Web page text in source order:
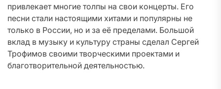
привлекает многие толпы на свои концерты. Его
песни стали настоящими хитами и популярны не
только в России, но и за её пределами. Большой
вклад в музыку и культуру страны сделал Сергей
Трофимов своими творческими проектами и
благотворительной деятельностью.